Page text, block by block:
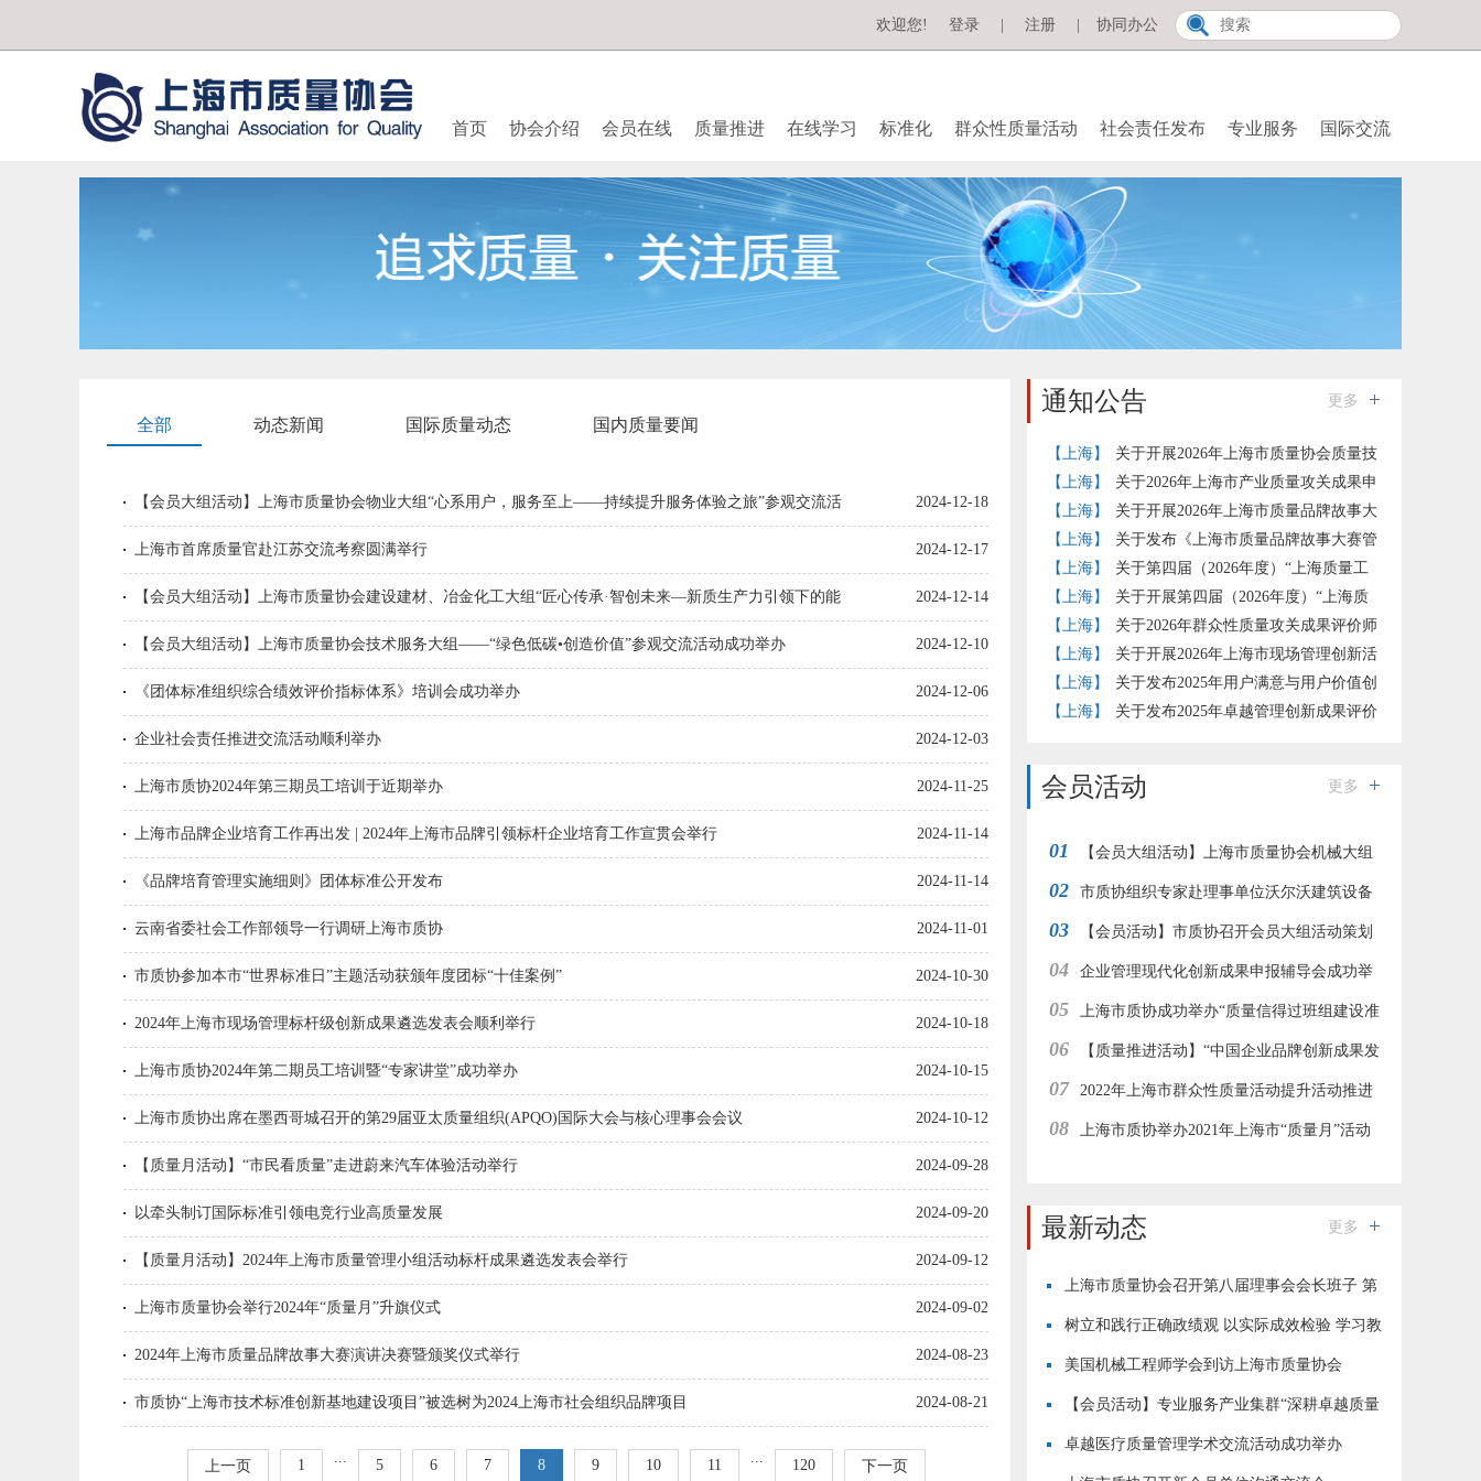
协同办公
欢迎您! 登录 注册
首页 协会介绍 会员在线 质量推进 在线学习 标准化 群众性质量活动 社会责任发布 专业服务 国际交流
全部 动态新闻 国际质量动态 国内质量要闻
【会员大组活动】上海市质量协会物业大组“心系用户，服务至上——持续提升服务体验之旅”参观交流活
动成功举办
2024-12-18
上海市首席质量官赴江苏交流考察圆满举行 2024-12-17
【会员大组活动】上海市质量协会建设建材、冶金化工大组“匠心传承·智创未来—新质生产力引领下的能
源创新之路”参观交流活动成功举办
2024-12-14
【会员大组活动】上海市质量协会技术服务大组——“绿色低碳•创造价值”参观交流活动成功举办 2024-12-10
《团体标准组织综合绩效评价指标体系》培训会成功举办 2024-12-06
企业社会责任推进交流活动顺利举办 2024-12-03
上海市质协2024年第三期员工培训于近期举办 2024-11-25
上海市品牌企业培育工作再出发 | 2024年上海市品牌引领标杆企业培育工作宣贯会举行 2024-11-14
《品牌培育管理实施细则》团体标准公开发布 2024-11-14
云南省委社会工作部领导一行调研上海市质协 2024-11-01
市质协参加本市“世界标准日”主题活动获颁年度团标“十佳案例” 2024-10-30
2024年上海市现场管理标杆级创新成果遴选发表会顺利举行 2024-10-18
上海市质协2024年第二期员工培训暨“专家讲堂”成功举办 2024-10-15
上海市质协出席在墨西哥城召开的第29届亚太质量组织(APQO)国际大会与核心理事会会议 2024-10-12
【质量月活动】“市民看质量”走进蔚来汽车体验活动举行 2024-09-28
以牵头制订国际标准引领电竞行业高质量发展 2024-09-20
【质量月活动】2024年上海市质量管理小组活动标杆成果遴选发表会举行 2024-09-12
上海市质量协会举行2024年“质量月”升旗仪式 2024-09-02
2024年上海市质量品牌故事大赛演讲决赛暨颁奖仪式举行 2024-08-23
市质协“上海市技术标准创新基地建设项目”被选树为2024上海市社会组织品牌项目 2024-08-21
上一页 1 5 6 7 8 9 10 11 120 下一页
通知公告 更多
【上海】
关于开展2026年上海市质量协会质量技
术奖提名工作的通知
【上海】
关于2026年上海市产业质量攻关成果申
报推荐工作的通知
【上海】
关于开展2026年上海市质量品牌故事大
赛的通知
【上海】
关于发布《上海市质量品牌故事大赛管
理办法》（试行）的通知
【上海】
关于第四届（2026年度）“上海质量工
匠”培育工作的补充通知
【上海】
关于开展第四届（2026年度）“上海质
量工匠”培育认定工作的通知
【上海】
关于2026年群众性质量攻关成果评价师
评价结果的公示
【上海】
关于开展2026年上海市现场管理创新活
动的通知
【上海】
关于发布2025年用户满意与用户价值创
新实践评价准则团体标准试点评价结果的通知
【上海】
关于发布2025年卓越管理创新成果评价
会员活动 更多
01 【会员大组活动】上海市质量协会机械大组
赴江南造船开展“赞民族工业 品工匠之心”参观交
流活动
02 市质协组织专家赴理事单位沃尔沃建筑设备
调研交流
03 【会员活动】市质协召开会员大组活动策划
交流会
04 企业管理现代化创新成果申报辅导会成功举
办
05 上海市质协成功举办“质量信得过班组建设准
则解读与案例解析”在线直播培训
06 【质量推进活动】“中国企业品牌创新成果发
布活动”上海地区经验分享与推进工作会在线举行
07 2022年上海市群众性质量活动提升活动推进
工作集团型会员企业在线研讨会成功举办
08 上海市质协举办2021年上海市“质量月”活动
最新动态 更多
上海市质量协会召开第八届理事会会长班子 第
四次会议
树立和践行正确政绩观 以实际成效检验 学习教
育成果
美国机械工程师学会到访上海市质量协会
【会员活动】专业服务产业集群“深耕卓越质量
·恪守用户初心”现场交流活动成功举行
卓越医疗质量管理学术交流活动成功举办